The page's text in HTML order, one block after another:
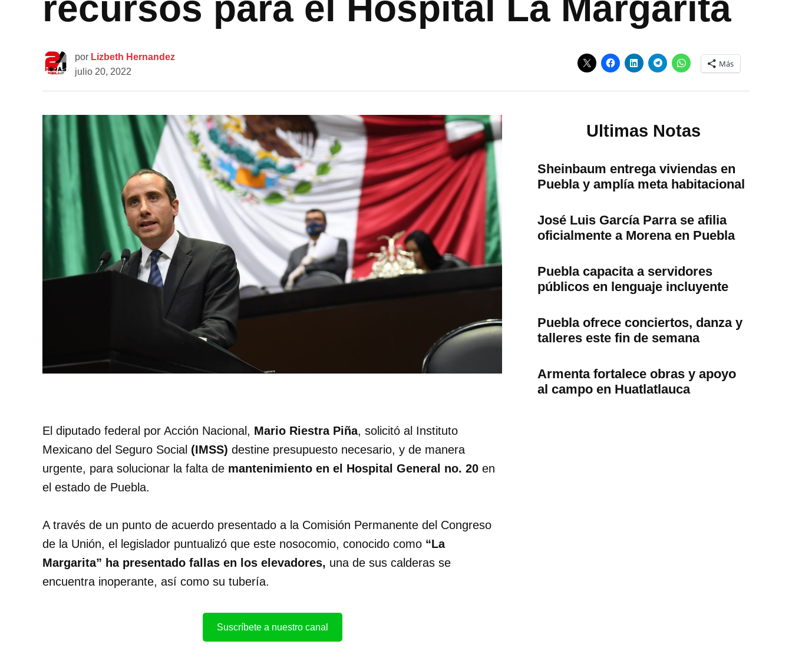
por Lizbeth Hernandez
julio 20, 2022
Más
El diputado federal por Acción Nacional, Mario Riestra Piña, solicitó al Instituto
Mexicano del Seguro Social (IMSS) destine presupuesto necesario, y de manera
urgente, para solucionar la falta de mantenimiento en el Hospital General no. 20 en
el estado de Puebla.
A través de un punto de acuerdo presentado a la Comisión Permanente del Congreso
de la Unión, el legislador puntualizó que este nosocomio, conocido como “La
Margarita” ha presentado fallas en los elevadores, una de sus calderas se
encuentra inoperante, así como su tubería.
Suscríbete a nuestro canal
Ultimas Notas
Sheinbaum entrega viviendas en
Puebla y amplía meta habitacional
José Luis García Parra se afilia
oficialmente a Morena en Puebla
Puebla capacita a servidores
públicos en lenguaje incluyente
Puebla ofrece conciertos, danza y
talleres este fin de semana
Armenta fortalece obras y apoyo
al campo en Huatlatlauca